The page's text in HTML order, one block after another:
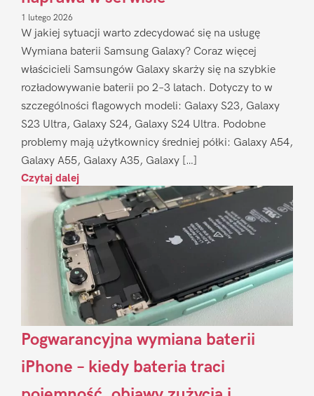
1 lutego 2026
W jakiej sytuacji warto zdecydować się na usługę
Wymiana baterii Samsung Galaxy? Coraz więcej
właścicieli Samsungów Galaxy skarży się na szybkie
rozładowywanie baterii po 2–3 latach. Dotyczy to w
szczególności flagowych modeli: Galaxy S23, Galaxy
S23 Ultra, Galaxy S24, Galaxy S24 Ultra. Podobne
problemy mają użytkownicy średniej półki: Galaxy A54,
Galaxy A55, Galaxy A35, Galaxy […]
Czytaj dalej
Pogwarancyjna wymiana baterii
iPhone – kiedy bateria traci